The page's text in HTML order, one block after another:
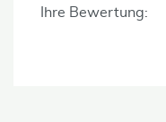
Ihre Bewertung: